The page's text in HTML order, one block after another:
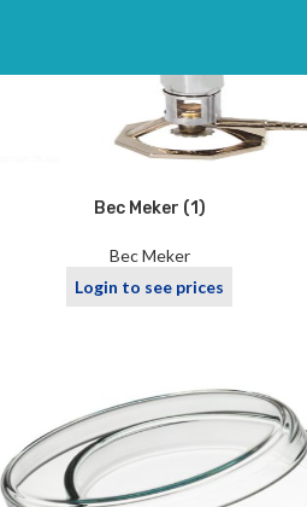
Bec Meker (1)
Bec Meker
Login to see prices